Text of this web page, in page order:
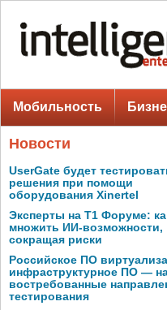
Мобильность
Новости
UserGate будет
решения при помощи
оборудования Xinertel
Эксперты на Т1 Форуме:
множить ИИ-возможности,
сокращая риски
Российское ПО
инфраструктурное ПО —
востребованные
тестирования